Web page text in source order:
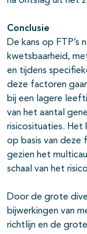
Conclusie
De kans op
kwetsbaarheid,
en tijdens
deze factoren
bij een lagere
van het aantal
risicosituaties. Het
op basis van deze
gezien het
schaal van het
Door de grote
bijwerkingen van
richtlijn en de